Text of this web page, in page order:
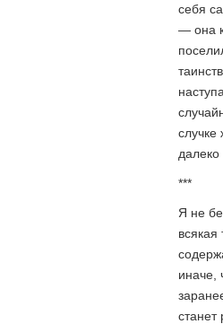
себя
— она
случке
***
Я не
иначе,
станет